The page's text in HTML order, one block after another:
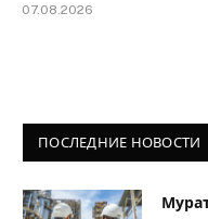
07.08.2026
ПОСЛЕДНИЕ НОВОСТИ